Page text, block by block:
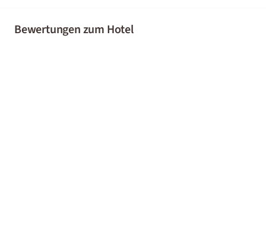
Bewertungen zum Hotel